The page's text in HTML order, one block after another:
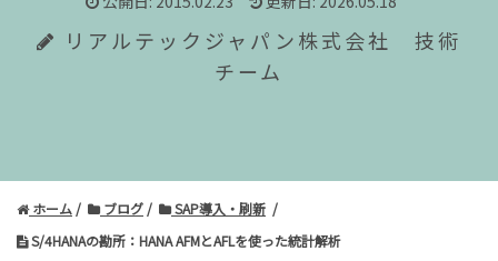
リアルテックジャパン株式会社 技術
チーム
ホーム ブログ
SAP導入・刷新
S/4HANAの勘所：HANA AFMとAFLを使った統計解析